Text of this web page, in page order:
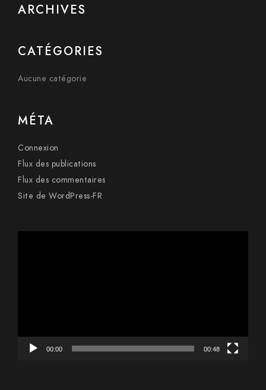
ARCHIVES
CATÉGORIES
Aucune catégorie
MÉTA
Connexion
Flux des publications
Flux des commentaires
Site de WordPress-FR
00:00 00:48